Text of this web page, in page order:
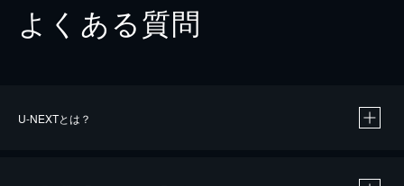
よくある質問
U-NEXTとは？